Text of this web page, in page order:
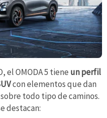
el OMODA 5 tiene un perfil
con elementos que dan
todo tipo de caminos.
destacan: